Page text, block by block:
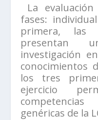
La
fases:
primera, las
presentan
investigación
conocimientos
los tres
ejercicio
genéricas de la